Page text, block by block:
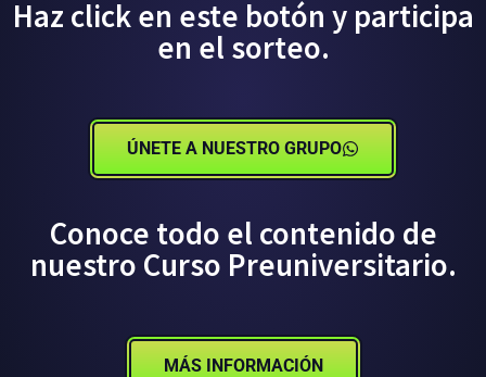
Haz click en este botón y participa
en el sorteo.
ÚNETE A NUESTRO GRUPO
Conoce todo el contenido de
nuestro Curso Preuniversitario.
MÁS INFORMACIÓN